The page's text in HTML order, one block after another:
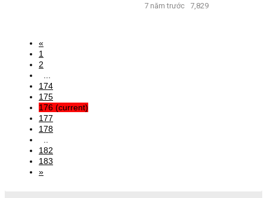
7 năm trước 7,829
«
1
2
174
175
176 (current)
177
178
182
183
»